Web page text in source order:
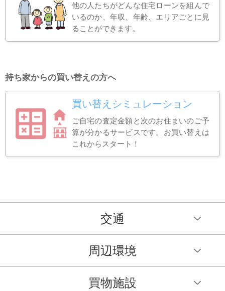
他の人たちがどんな住宅ローンを組んで
いるのか、年収、年齢、エリアごとに見
ることができます。
持ち家からの買い替えの方へ
買い替えシミュレーション
ご自宅の査定金額と次のお住まいのご予
算が分かるサービスです。お買い替えは
これからスタート！
交通
周辺環境
買物施設